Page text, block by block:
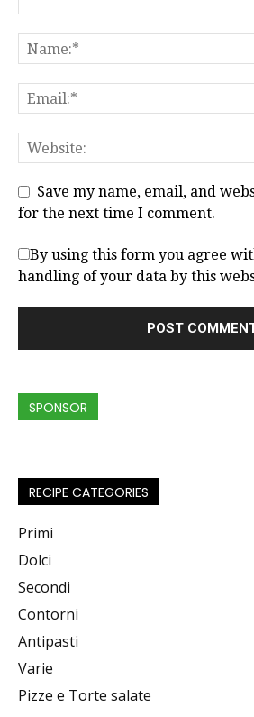
Save my name, email, and
for the next time I comment.
By using this form you agree
handling of your data by this
SPONSOR
RECIPE CATEGORIES
Primi
Dolci
Secondi
Contorni
Antipasti
Varie
Pizze e Torte salate